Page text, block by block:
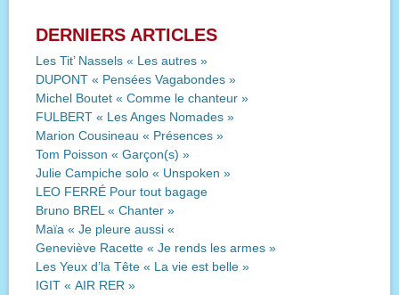
DERNIERS ARTICLES
Les Tit’ Nassels « Les autres »
DUPONT « Pensées Vagabondes »
Michel Boutet « Comme le chanteur »
FULBERT « Les Anges Nomades »
Marion Cousineau « Présences »
Tom Poisson « Garçon(s) »
Julie Campiche solo « Unspoken »
LEO FERRÉ Pour tout bagage
Bruno BREL « Chanter »
Maïa « Je pleure aussi «
Geneviève Racette « Je rends les armes »
Les Yeux d’la Tête « La vie est belle »
IGIT « AIR RER »